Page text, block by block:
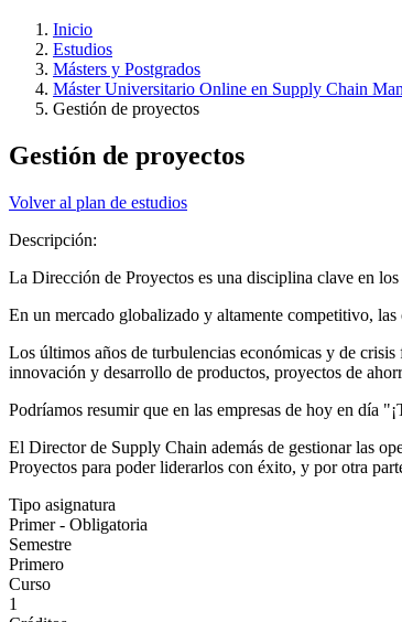
Inicio
Estudios
Másters y Postgrados
Máster Universitario Online en Supply Chain
Gestión de proyectos
Gestión de proyectos
Volver al plan de estudios
Descripción:
La Dirección de Proyectos es una disciplina clave en
En un mercado globalizado y altamente competitivo,
Los últimos años de turbulencias económicas y de
innovación y desarrollo de productos, proyectos de
Podríamos resumir que en las empresas de hoy en día
El Director de Supply Chain además de gestionar las
Proyectos para poder liderarlos con éxito, y por otra
Tipo asignatura
Primer - Obligatoria
Semestre
Primero
Curso
1